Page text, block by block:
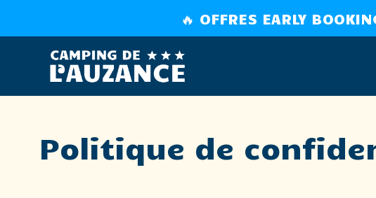
🔥 OFFRES EARLY
Camping à Brem-sur-Mer
Politique de